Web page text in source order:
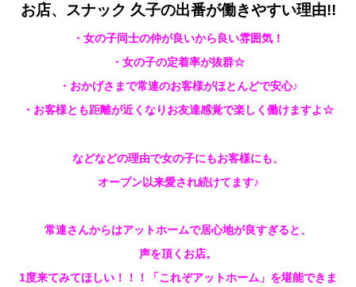
お店、スナック 久子の出番が働きやすい理由!!
・女の子同士の仲が良いから良い雰囲気！
・女の子の定着率が抜群☆
・おかげさまで常連のお客様がほとんどで安心♪
・お客様とも距離が近くなりお友達感覚で楽しく働けますよ☆
などなどの理由で女の子にもお客様にも、
オープン以来愛され続けてます♪
常連さんからはアットホームで居心地が良すぎると、
声を頂くお店。
1度来てみてほしい！！！「これぞアットホーム」を堪能できま